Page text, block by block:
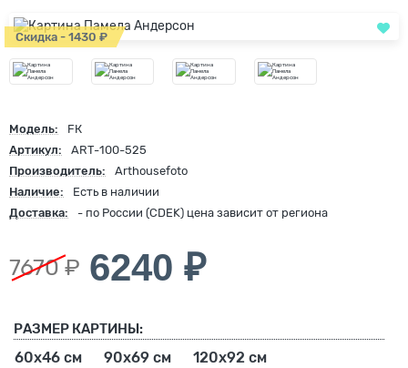
Скидка - 1430 ₽
Модель:
FК
Артикул:
ART-100-525
Производитель:
Arthousefoto
Наличие:
Есть в наличии
Доставка:
- по России (CDEK) цена зависит от региона
7670 ₽ 6240 ₽
РАЗМЕР КАРТИНЫ:
60х46 см 90х69 см 120х92 см